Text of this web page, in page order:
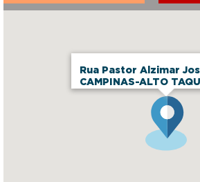
Rua Pastor Alzimar
CAMPINAS-ALTO